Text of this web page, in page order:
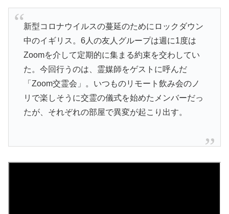
新型コロナウイルスの蔓延のためにロックダウン
中のイギリス。6人の友人グループは週に1度は
Zoomを介して定期的に集まる約束を交わしてい
た。今回行うのは、霊媒師をゲストに呼んだ
「Zoom交霊会」。いつものリモート飲み会のノ
リで楽しそうに交霊の儀式を始めたメンバーだっ
たが、それぞれの部屋で異変が起こり出す。